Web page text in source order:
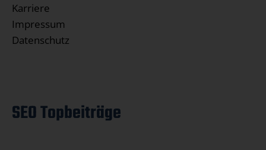
Karriere
Impressum
Datenschutz
SEO Topbeiträge